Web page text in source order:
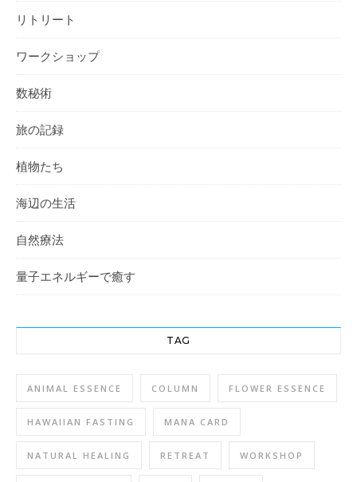
リトリート
ワークショップ
数秘術
旅の記録
植物たち
海辺の生活
自然療法
量子エネルギーで癒す
TAG
ANIMAL ESSENCE COLUMN FLOWER ESSENCE
HAWAIIAN FASTING MANA CARD
NATURAL HEALING RETREAT WORKSHOP